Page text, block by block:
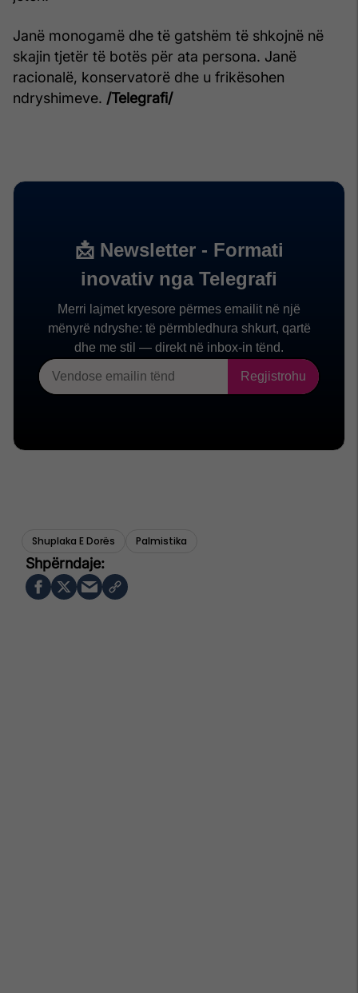
Janë monogamë dhe të gatshëm të shkojnë në
skajin tjetër të botës për ata persona. Janë
racionalë, konservatorë dhe u frikësohen
ndryshimeve. /Telegrafi/
Shuplaka E Dorës Palmistika